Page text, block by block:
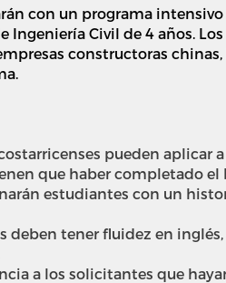
con un programa
Ingeniería Civil de 4 años.
constructoras
pueden aplicar a
que haber completado el
estudiantes con un
deben tener fluidez en
a los solicitantes que